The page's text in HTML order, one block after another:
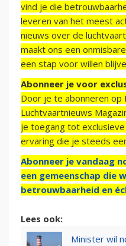
vind je die
leveren van het meest
nieuws over de
maakt ons een
een stap voor willen
Abonneer je voor
Door je te abonneren op
Luchtvaartnieuws
je toegang tot
ervaring die je steeds
Abonneer je vandaag
een gemeenschap die
betrouwbaarheid en
Lees ook:
Minister wil